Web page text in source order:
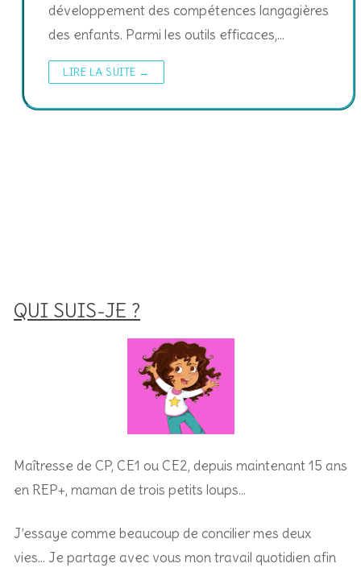
développement des compétences langagières
des enfants. Parmi les outils efficaces,…
LIRE LA SUITE →
QUI SUIS-JE ?
Maîtresse de CP, CE1 ou CE2, depuis maintenant 15 ans
en REP+, maman de trois petits loups…
J’essaye comme beaucoup de concilier mes deux
vies… Je partage avec vous mon travail quotidien afin